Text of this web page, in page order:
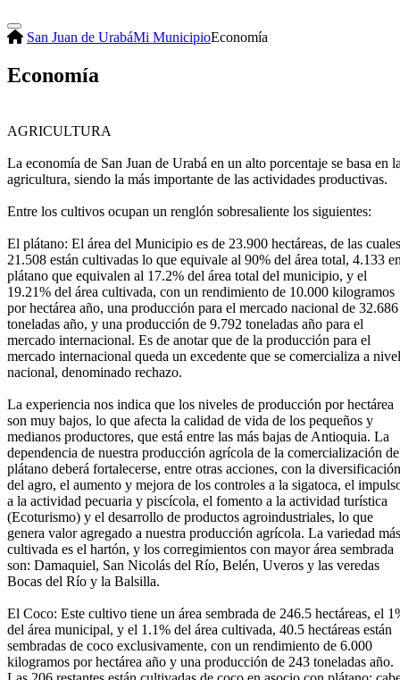
San Juan de UrabáMi MunicipioEconomía
Economía
AGRICULTURA
La economía de San Juan de Urabá en un alto porcentaje se basa en
agricultura, siendo la más importante de las actividades productivas.
Entre los cultivos ocupan un renglón sobresaliente los siguientes:
El plátano​: El área del Municipio es de 23.900 hectáreas, de las cuales
21.508 están cultivadas lo que equivale al 90% del área total, 4.133
plátano que equivalen al 17.2% del área total del municipio, y el
19.21% del área cultivada, con un rendimiento de 10.000 kilogramos
por hectárea año, una producción para el mercado nacional de 32.686
toneladas año, y una producción de 9.792 toneladas año para el
mercado internacional. Es de anotar que de la producción para el
mercado internacional queda un excedente que se comercializa a nivel
nacional, denominado rechazo.
La experiencia nos indica que los niveles de producción por hectárea
son muy bajos, lo que afecta la calidad de vida de los pequeños y
medianos productores, que está entre las más bajas de Antioquia. La
dependencia de nuestra producción agrícola de la comercialización
plátano deberá fortalecerse, entre otras acciones, con la diversificación
del agro, el aumento y mejora de los controles a la sigatoca, el
a la actividad pecuaria y piscícola, el fomento a la actividad turística
(Ecoturismo) y el desarrollo de productos agroindustriales, lo que
genera valor agregado a nuestra producción agrícola. La variedad más
cultivada es el hartón, y los corregimientos con mayor área sembrada
son: Damaquiel, San Nicolás del Río, Belén, Uveros y las veredas
Bocas del Río y la Balsilla.
El Coco: Este cultivo tiene un área sembrada de 246.5 hectáreas, el
del área municipal, y el 1.1% del área cultivada, 40.5 hectáreas están
sembradas de coco exclusivamente, con un rendimiento de 6.000
kilogramos por hectárea año y una producción de 243 toneladas año.